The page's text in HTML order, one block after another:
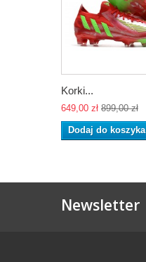
Korki...
649,00 zł 899,00 zł
Dodaj do koszyka
Newsletter